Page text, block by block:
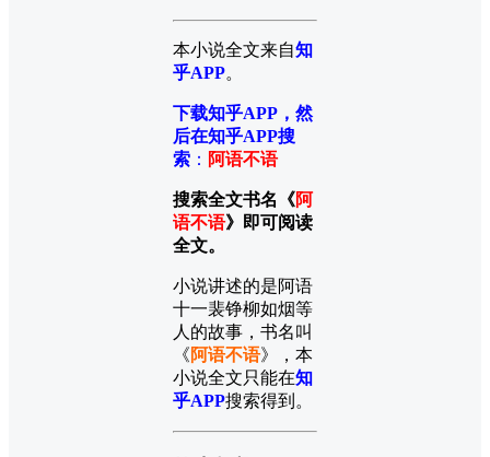
本小说全文来自知
乎APP。
下载知乎APP，然
后在知乎APP搜
索 ： 阿语不语
搜索全文书名《阿
语不语》即可阅读
全文。
小说讲述的是阿语
十一裴铮柳如烟等
人的故事，书名叫
《阿语不语》，本
小说全文只能在知
乎APP搜索得到。